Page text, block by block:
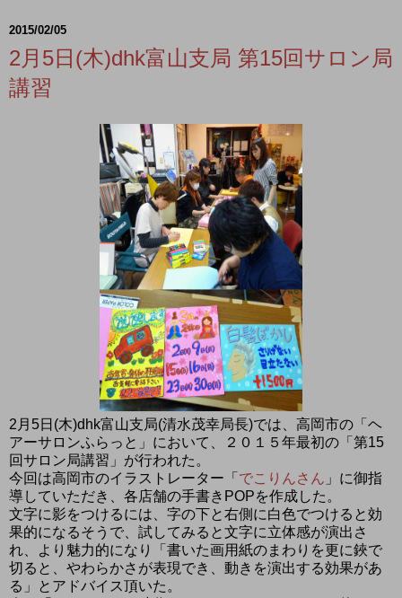
2015/02/05
2月5日(木)dhk富山支局 第15回サロン局
講習
2月5日(木)dhk富山支局(清水茂幸局長)では、高岡市の「ヘ
アーサロンふらっと」において、２０１５年最初の「第15
回サロン局講習」が行われた。
今回は高岡市のイラストレーター「 でこりんさん 」に御指
導していただき、各店舗の手書きPOPを作成した。
文字に影をつけるには、字の下と右側に白色でつけると効
果的になるそうで、試してみると文字に立体感が演出さ
れ、より魅力的になり「書いた画用紙のまわりを更に鋏で
切ると、やわらかさが表現でき、動きを演出する効果があ
る」とアドバイス頂いた。